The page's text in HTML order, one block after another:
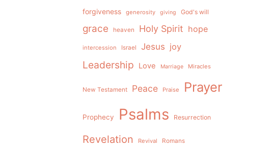
forgiveness generosity giving God's will
grace heaven Holy Spirit hope
intercession Israel Jesus joy
Leadership Love Marriage Miracles
New Testament Peace Praise Prayer
Prophecy Psalms Resurrection
Revelation Revival Romans